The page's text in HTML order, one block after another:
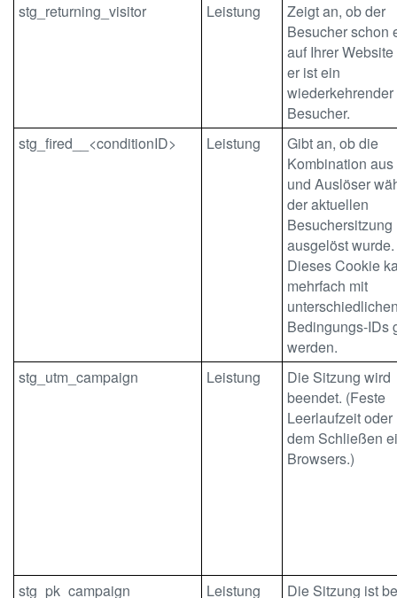
stg_returning_visitor
Leistung
Zeigt an, ob der
Besucher schon
auf Ihrer
er ist ein
wiederkehrender
Besucher.
stg_fired__<conditionID>
Leistung
Gibt an, ob die
Kombination aus
und Auslöser
der aktuellen
Besuchersitzung
ausgelöst wurde.
Dieses Cookie
mehrfach mit
Bedingungs-IDs
werden.
stg_utm_campaign
Leistung
Die Sitzung wird
beendet. (Feste
Leerlaufzeit oder
dem Schließen
Browsers.)
stg_pk_campaign Leistung Die Sitzung ist